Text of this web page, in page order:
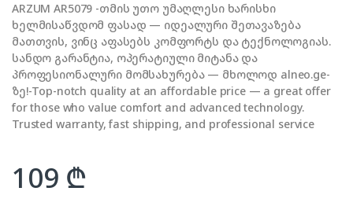
ARZUM AR5079 -თმის უთო უმაღლესი ხარისხი
ხელმისაწვდომ ფასად — იდეალური შეთავაზება
მათთვის, ვინც აფასებს კომფორტს და ტექნოლოგიას.
სანდო გარანტია, ოპერატიული მიტანა და
პროფესიონალური მომსახურება — მხოლოდ alneo.ge-
ზე!-Top-notch quality at an affordable price — a great offer
for those who value comfort and advanced technology.
Trusted warranty, fast shipping, and professional service
109 ₾